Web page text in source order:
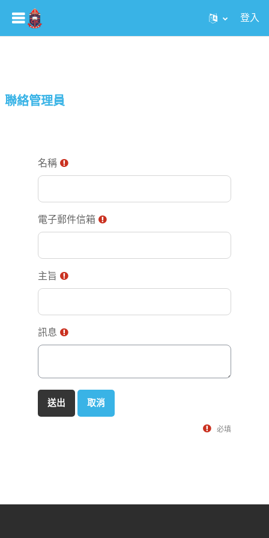
登入
聯絡管理員
名稱
電子郵件信箱
主旨
訊息
必填